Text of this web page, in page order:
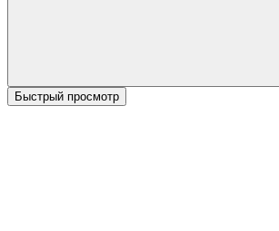
Быстрый просмотр